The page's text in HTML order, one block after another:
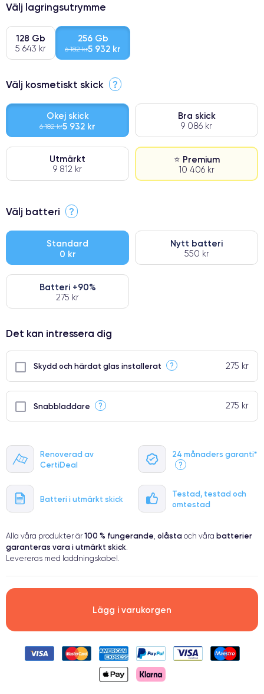
Renoverad av
CertiDeal
24 månaders garanti*
?
Batteri i utmärkt skick
Testad, testad och
omtestad
Välj lagringsutrymme
128 Gb
5 643 kr
256 Gb
6 182 kr5 932 kr
Välj kosmetiskt skick ?
Okej skick
6 182 kr5 932 kr
Bra skick
9 086 kr
Utmärkt
9 812 kr
⭐ Premium
10 406 kr
⭐ Premium
● Oklanderlig kvalitetsskärm
● Endast 5% av våra telefoner har premiumklassning
Välj batteri ?
Standard
0 kr
Nytt batteri
550 kr
Batteri +90%
275 kr
Det kan intressera dig
Skydd och härdat glas installerat ? 275 kr
Snabbladdare ? 275 kr
Alla våra produkter är 100 % fungerande, olåsta och våra batterier
garanteras vara i utmärkt skick.
Levereras med laddningskabel.
Lägg i varukorgen